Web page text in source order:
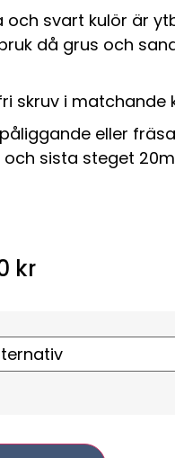
och svart kulör är
då grus och
skruv i matchande
eller
sista steget
kr